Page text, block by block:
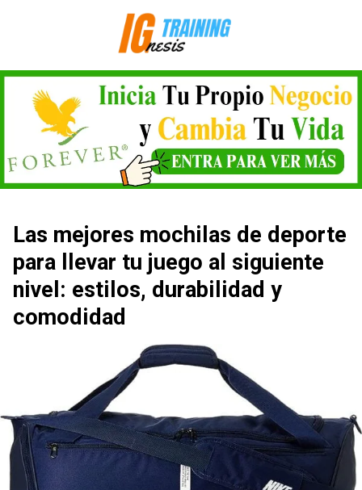
Las mejores mochilas de deporte
para llevar tu juego al siguiente
nivel: estilos, durabilidad y
comodidad